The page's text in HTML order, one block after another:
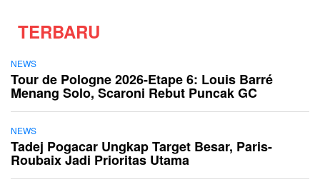
TERBARU
NEWS
Tour de Pologne 2026-Etape 6: Louis Barré
Menang Solo, Scaroni Rebut Puncak GC
NEWS
Tadej Pogacar Ungkap Target Besar, Paris-
Roubaix Jadi Prioritas Utama